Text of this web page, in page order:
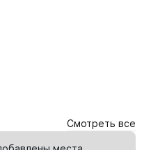
Смотреть все